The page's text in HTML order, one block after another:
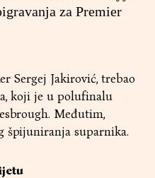
za Premier
Sergej Jakirović, trebao
koji je u polufinalu
Međutim,
špijuniranja suparnika.